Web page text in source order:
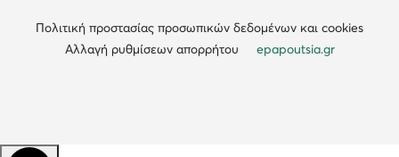
Πολιτική προστασίας προσωπικών δεδομένων και cookies
Αλλαγή ρυθμίσεων απορρήτου
epapoutsia.gr